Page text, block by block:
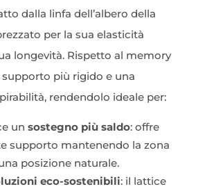
dalla linfa dell’albero della
per la sua elasticità
longevità. Rispetto al memory
più rigido e una
rendendolo ideale per:
un sostegno più saldo: offre
supporto mantenendo la zona
posizione naturale.
eco-sostenibili: il lattice